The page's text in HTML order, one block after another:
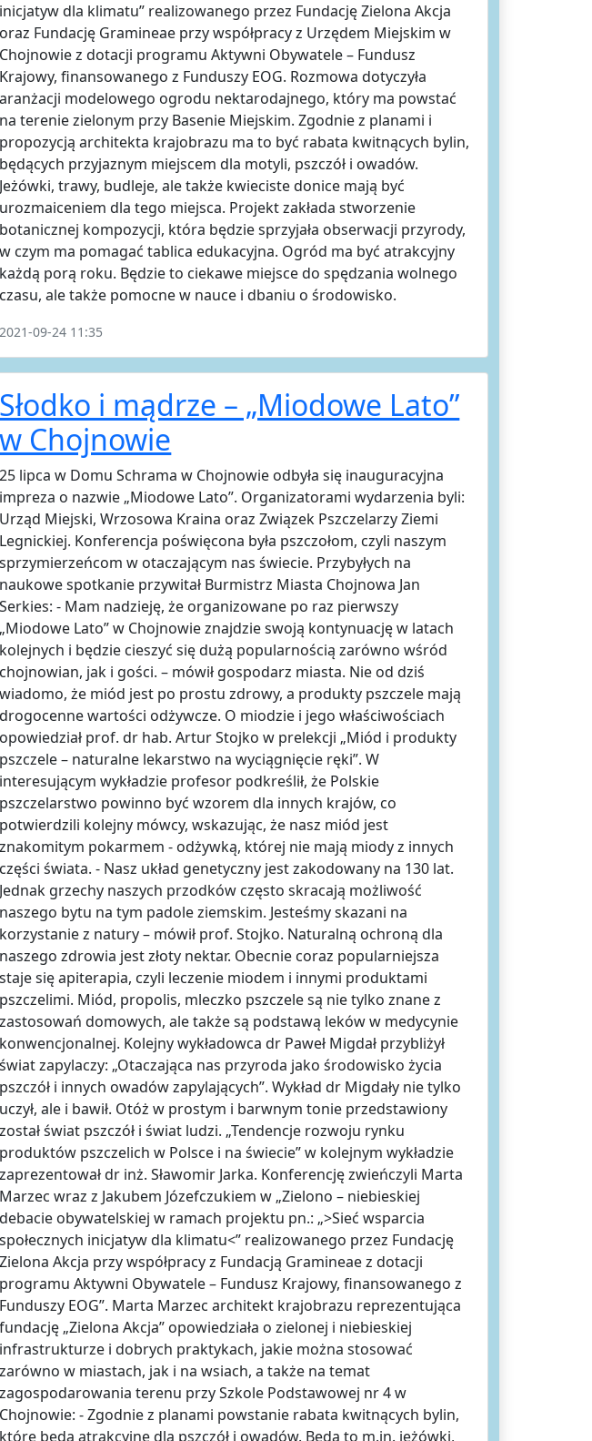
inicjatyw dla klimatu” realizowanego przez Fundację Zielona Akcja
oraz Fundację Gramineae przy współpracy z Urzędem Miejskim w
Chojnowie z dotacji programu Aktywni Obywatele – Fundusz
Krajowy, finansowanego z Funduszy EOG. Rozmowa dotyczyła
aranżacji modelowego ogrodu nektarodajnego, który ma powstać
na terenie zielonym przy Basenie Miejskim. Zgodnie z planami i
propozycją architekta krajobrazu ma to być rabata kwitnących bylin,
będących przyjaznym miejscem dla motyli, pszczół i owadów.
Jeżówki, trawy, budleje, ale także kwieciste donice mają być
urozmaiceniem dla tego miejsca. Projekt zakłada stworzenie
botanicznej kompozycji, która będzie sprzyjała obserwacji przyrody,
w czym ma pomagać tablica edukacyjna. Ogród ma być atrakcyjny
każdą porą roku. Będzie to ciekawe miejsce do spędzania wolnego
czasu, ale także pomocne w nauce i dbaniu o środowisko.
2021-09-24 11:35
Słodko i mądrze – „Miodowe Lato”
w Chojnowie
25 lipca w Domu Schrama w Chojnowie odbyła się inauguracyjna
impreza o nazwie „Miodowe Lato”. Organizatorami wydarzenia byli:
Urząd Miejski, Wrzosowa Kraina oraz Związek Pszczelarzy Ziemi
Legnickiej. Konferencja poświęcona była pszczołom, czyli naszym
sprzymierzeńcom w otaczającym nas świecie. Przybyłych na
naukowe spotkanie przywitał Burmistrz Miasta Chojnowa Jan
Serkies: - Mam nadzieję, że organizowane po raz pierwszy
„Miodowe Lato” w Chojnowie znajdzie swoją kontynuację w latach
kolejnych i będzie cieszyć się dużą popularnością zarówno wśród
chojnowian, jak i gości. – mówił gospodarz miasta. Nie od dziś
wiadomo, że miód jest po prostu zdrowy, a produkty pszczele mają
drogocenne wartości odżywcze. O miodzie i jego właściwościach
opowiedział prof. dr hab. Artur Stojko w prelekcji „Miód i produkty
pszczele – naturalne lekarstwo na wyciągnięcie ręki”. W
interesującym wykładzie profesor podkreślił, że Polskie
pszczelarstwo powinno być wzorem dla innych krajów, co
potwierdzili kolejny mówcy, wskazując, że nasz miód jest
znakomitym pokarmem - odżywką, której nie mają miody z innych
części świata. - Nasz układ genetyczny jest zakodowany na 130 lat.
Jednak grzechy naszych przodków często skracają możliwość
naszego bytu na tym padole ziemskim. Jesteśmy skazani na
korzystanie z natury – mówił prof. Stojko. Naturalną ochroną dla
naszego zdrowia jest złoty nektar. Obecnie coraz popularniejsza
staje się apiterapia, czyli leczenie miodem i innymi produktami
pszczelimi. Miód, propolis, mleczko pszczele są nie tylko znane z
zastosowań domowych, ale także są podstawą leków w medycynie
konwencjonalnej. Kolejny wykładowca dr Paweł Migdał przybliżył
świat zapylaczy: „Otaczająca nas przyroda jako środowisko życia
pszczół i innych owadów zapylających”. Wykład dr Migdały nie tylko
uczył, ale i bawił. Otóż w prostym i barwnym tonie przedstawiony
został świat pszczół i świat ludzi. „Tendencje rozwoju rynku
produktów pszczelich w Polsce i na świecie” w kolejnym wykładzie
zaprezentował dr inż. Sławomir Jarka. Konferencję zwieńczyli Marta
Marzec wraz z Jakubem Józefczukiem w „Zielono – niebieskiej
debacie obywatelskiej w ramach projektu pn.: „>Sieć wsparcia
społecznych inicjatyw dla klimatu<” realizowanego przez Fundację
Zielona Akcja przy współpracy z Fundacją Gramineae z dotacji
programu Aktywni Obywatele – Fundusz Krajowy, finansowanego z
Funduszy EOG”. Marta Marzec architekt krajobrazu reprezentująca
fundację „Zielona Akcja” opowiedziała o zielonej i niebieskiej
infrastrukturze i dobrych praktykach, jakie można stosować
zarówno w miastach, jak i na wsiach, a także na temat
zagospodarowania terenu przy Szkole Podstawowej nr 4 w
Chojnowie: - Zgodnie z planami powstanie rabata kwitnących bylin,
które będą atrakcyjne dla pszczół i owadów. Będą to m.in. jeżówki,